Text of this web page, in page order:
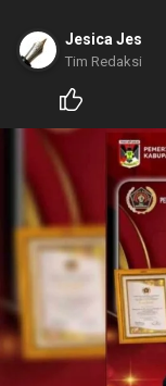
Jesica Jes
Tim Redaksi